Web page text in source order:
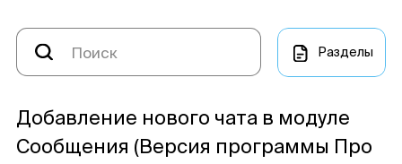
Разделы
Добавление нового чата в модуле
Сообщения (Версия программы Про